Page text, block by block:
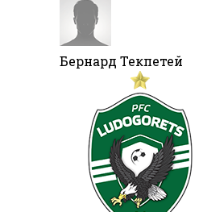
Бернард Текпетей